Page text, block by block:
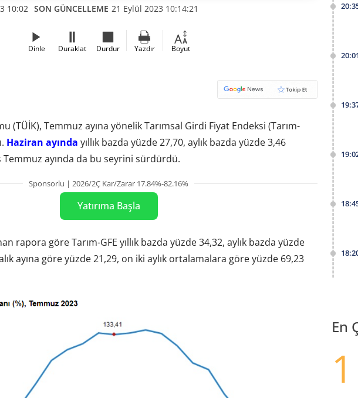
10:02 SON GÜNCELLEME 21 Eylül 2023 10:14:21
Dinle Duraklat Durdur Yazdır Boyut
(TÜİK), Temmuz ayına yönelik Tarımsal Girdi Fiyat Endeksi (Tarım-
Haziran ayında yıllık bazda yüzde 27,70, aylık bazda yüzde 3,46
ayında da bu seyrini sürdürdü.
Sponsorlu | 2026/2Ç Kar/Zarar 17.84%-82.16%
Yatırıma Başla
rapora göre Tarım-GFE yıllık bazda yüzde 34,32, aylık bazda yüzde
ayına göre yüzde 21,29, on iki aylık ortalamalara göre yüzde 69,23
20:01
En
1